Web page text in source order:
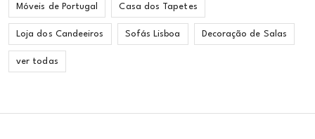
Móveis de Portugal Casa dos Tapetes
Loja dos Candeeiros Sofás Lisboa Decoração de Salas
ver todas